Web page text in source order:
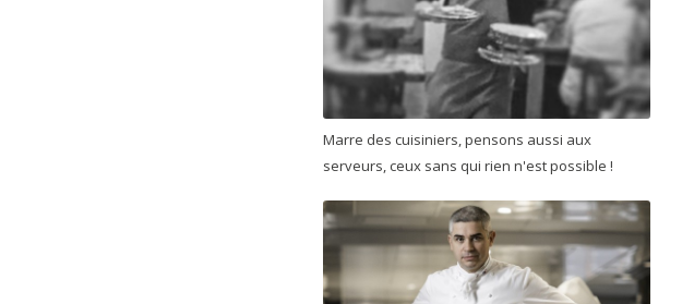
Marre des cuisiniers, pensons aussi aux
serveurs, ceux sans qui rien n'est possible !